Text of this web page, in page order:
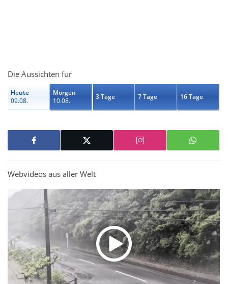
Die Aussichten für
Heute
09.08.
Morgen
10.08.
3 Tage 7 Tage 16 Tage
Webvideos aus aller Welt